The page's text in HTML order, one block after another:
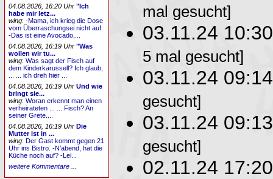
mal gesucht]
03.11.24
5 mal gesucht]
03.11.24
gesucht]
03.11.24
gesucht]
02.11.24
04.08.2026, 16:20 Uhr "Ich
habe mir letz...
wing:-Mama, ich krieg die Dose
vom Überraschungsei nicht auf.
-Das ist eine Avocado,...
04.08.2026, 16:19 Uhr "Was
wollen wir tu...
wing:Was sagt der Fisch auf
dem Kinderkarussell? Ich glaub,
... ... ich dreh hier ...
04.08.2026, 16:19 Uhr Und wie
bringt sie...
wing:Woran erkennt man einen
verheirateten ... ... Fisch? An
seiner Grete....
04.08.2026, 16:19 Uhr Die
Mutter ist in ...
wing:Der Gast kommt gegen 21
Uhr ins Bistro. -N’abend, hat die
Küche noch auf? -Lei...
weitere Kommentare ...